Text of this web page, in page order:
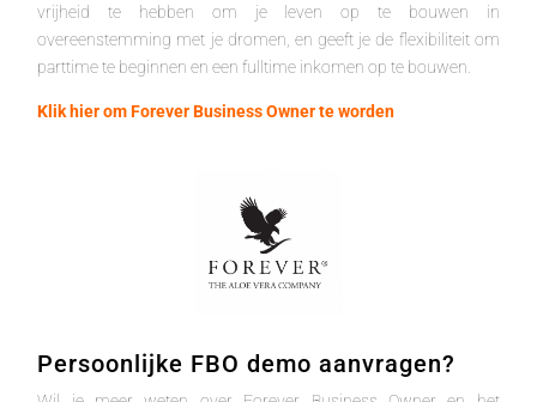
vrijheid te hebben om je leven op te bouwen in
overeenstemming met je dromen, en geeft je de flexibiliteit om
parttime te beginnen en een fulltime inkomen op te bouwen.
Klik hier om Forever Business Owner te worden
Persoonlijke FBO demo aanvragen?